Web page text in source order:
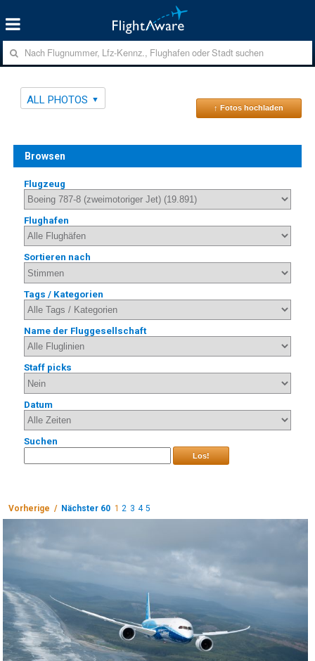
ALL PHOTOS
↑ Fotos hochladen
Browsen
Flugzeug
Flughafen
Sortieren nach
Tags / Kategorien
Name der Fluggesellschaft
Staff picks
Datum
Suchen
Los!
Vorherige / Nächster 60 1 2 3 4 5